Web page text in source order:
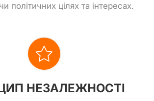
політичних цілях та інтересах.
НЕЗАЛЕЖНОСТІ